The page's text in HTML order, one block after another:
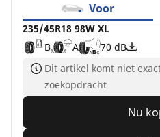
Voor
235/45R18 98W XL
B
A 70 dB
Dit artikel komt niet
zoekopdracht
Nu